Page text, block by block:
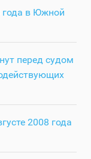
года в Южной
перед судом
2008 года